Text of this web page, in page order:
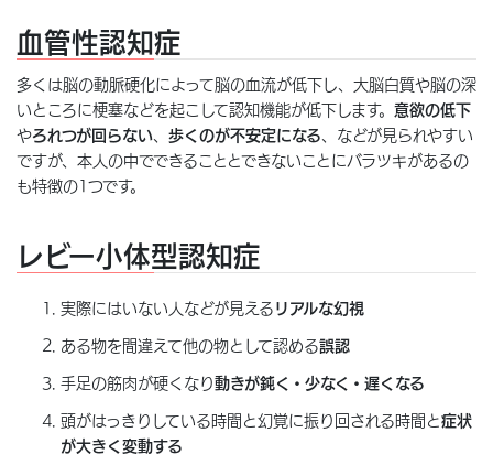
血管性認知症
多くは脳の動脈硬化によって脳の血流が低下し、大脳白質や脳の深
いところに梗塞などを起こして認知機能が低下します。 意欲の低下
やろれつが回らない、 歩くのが不安定になる、などが見られやすい
ですが、本人の中でできることとできないことにバラツキがあるの
も特徴の1つです。
レビー小体型認知症
実際にはいない人などが見える リアルな幻視
ある物を間違えて他の物として認める誤認
手足の筋肉が硬くなり動きが鈍く・少なく・遅くなる
頭がはっきりしている時間と幻覚に振り回される時間と症状
が大きく変動する